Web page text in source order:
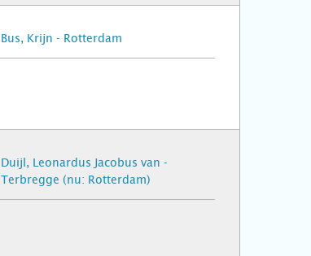
Bus, Krijn - Rotterdam
Duijl, Leonardus Jacobus van -
Terbregge (nu: Rotterdam)